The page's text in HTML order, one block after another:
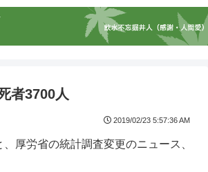
者3700人
2019/02/23 5:57:36 AM
厚労省の統計調査変更のニュース、